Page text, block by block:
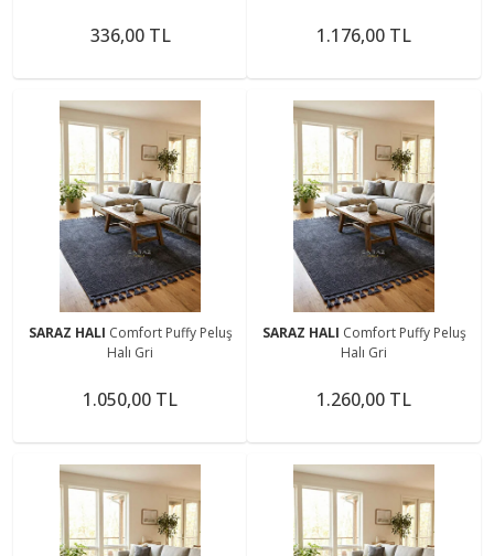
336,00 TL 1.176,00 TL
SARAZ HALI Comfort Puffy Peluş
Halı Gri
1.050,00 TL
SARAZ HALI Comfort Puffy Peluş
Halı Gri
1.260,00 TL